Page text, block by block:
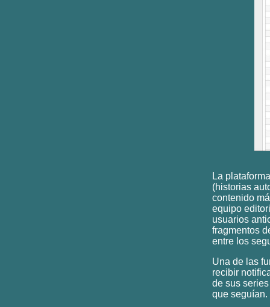
La
(historias
contenido
equipo
usuarios
fragmentos
entre los
Una de las
recibir
de sus
que seguían.